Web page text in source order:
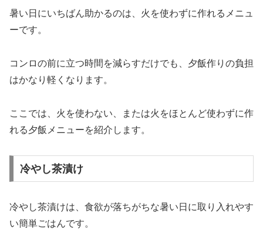
暑い日にいちばん助かるのは、火を使わずに作れるメニュ
ーです。
コンロの前に立つ時間を減らすだけでも、夕飯作りの負担
はかなり軽くなります。
ここでは、火を使わない、または火をほとんど使わずに作
れる夕飯メニューを紹介します。
冷やし茶漬け
冷やし茶漬けは、食欲が落ちがちな暑い日に取り入れやす
い簡単ごはんです。